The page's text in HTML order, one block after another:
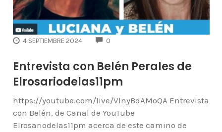
4 SEPTIEMBRE 2024 0
Entrevista con Belén Perales de
Elrosariodelas11pm
https://youtube.com/live/VlnyBdAMoQA Entrevista
con Belén, de Canal de YouTube
Elrosariodelas11pm acerca de este camino de